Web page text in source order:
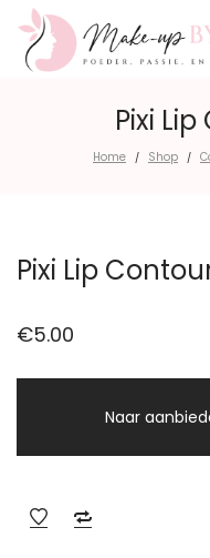
Pixi
Home / Shop /
Pixi Lip
€5.00
Naar